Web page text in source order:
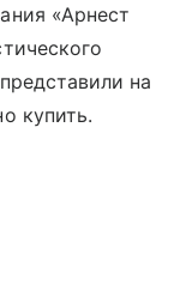
«Арнест
на
купить.